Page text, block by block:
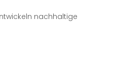
nachhaltige